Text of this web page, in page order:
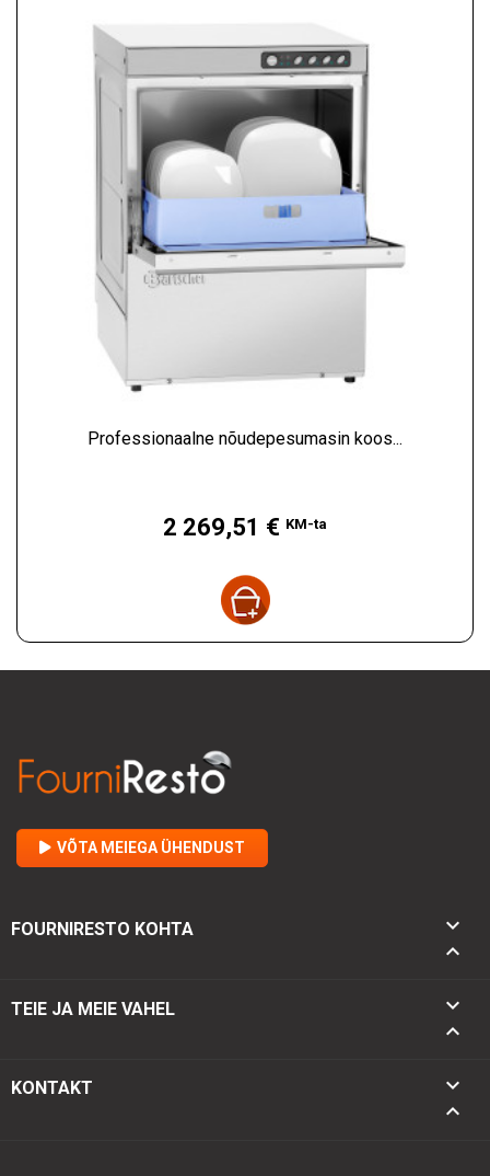
Professionaalne nõudepesumasin koos...
2 269,51 € KM-ta
VÕTA MEIEGA ÜHENDUST
FOURNIRESTO KOHTA


TEIE JA MEIE VAHEL


KONTAKT
keyboard_arrow_down
keyboard_arrow_up